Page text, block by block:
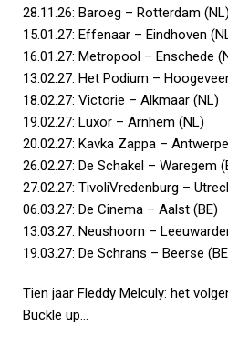
28.11.26: Baroeg – Rotterdam (NL)
15.01.27: Effenaar – Eindhoven
16.01.27: Metropool – Enschede
13.02.27: Het Podium –
18.02.27: Victorie – Alkmaar (NL)
19.02.27: Luxor – Arnhem (NL)
20.02.27: Kavka Zappa –
26.02.27: De Schakel – Waregem
27.02.27: TivoliVredenburg –
06.03.27: De Cinema – Aalst (BE)
13.03.27: Neushoorn –
19.03.27: De Schrans – Beerse
Tien jaar Fleddy Melculy: het
Buckle up…